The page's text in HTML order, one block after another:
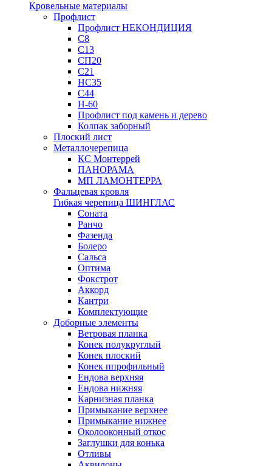
Кровельные материалы
Профлист
Профлист НЕКОНДИЦИЯ
С8
С13
СП20
С21
НС35
С44
Н-60
Профлист под камень и дерево
Колпак заборный
Плоский лист
Металлочерепица
КС Монтеррей
ПАНОРАМА
МП ЛАМОНТЕРРА
Фальцевая кровля
Гибкая черепица ШИНГЛАС
Соната
Ранчо
Фазенда
Болеро
Сальса
Оптима
Фокстрот
Аккорд
Кантри
Комплектующие
Доборные элементы
Ветровая планка
Конек полукруглый
Конек плоский
Конек ппрофильный
Ендова верхняя
Ендова нижняя
Карнизная планка
Примыкание верхнее
Примыкание нижнее
Околооконный откос
Заглушки для конька
Отливы